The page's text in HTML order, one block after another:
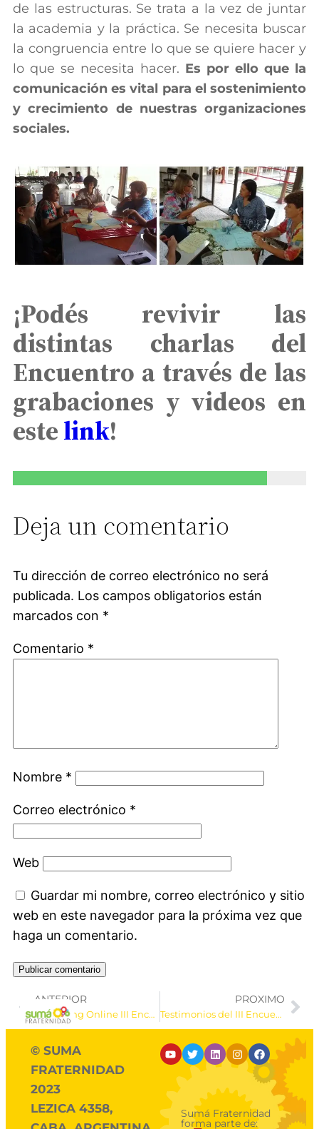
de las estructuras. Se trata a la vez de juntar
la academia y la práctica. Se necesita buscar
la congruencia entre lo que se quiere hacer y
lo que se necesita hacer. Es por ello que la
comunicación es vital para el sostenimiento
y crecimiento de nuestras organizaciones
sociales.
¡Podés revivir las
distintas charlas del
Encuentro a través de las
grabaciones y videos en
estelink!
Deja un comentario
Tu dirección de correo electrónico no será
publicada. Los campos obligatorios están
marcados con *
Comentario *
Nombre *
Correo electrónico *
Web
Guardar mi nombre, correo electrónico y sitio
web en este navegador para la próxima vez que
haga un comentario.
ANTERIOR
Streaming Online III Encuentro UNIRedes
PROXIMO
Testimonios del III Encuentro UNIRedes
© SUMA
FRATERNIDAD
2023
LEZICA 4358,
Sumá Fraternidad
forma parte de: